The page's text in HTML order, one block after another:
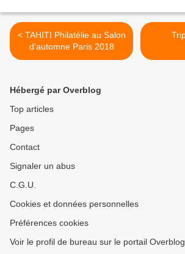
< TAHITI Philatélie au Salon
d'automne Paris 2018
Hébergé par Overblog
Top articles
Pages
Contact
Signaler un abus
C.G.U.
Cookies et données personnelles
Préférences cookies
Voir le profil de bureau sur le portail Overblog